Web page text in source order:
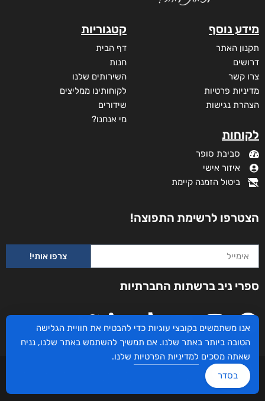
מידע נוסף
תקנון האתר
דרושים
צרו קשר
מדיניות פרטיות
הצהרת נגישות
לקוחות
סביבת סופר
איזור אישי
ביטול הזמנה קיימת
קטגוריות
דף הבית
חנות
השירותים שלנו
לקוחותינו ממליצים
שידורים
מי אנחנו?
הצטרפו לרשימת התפוצה!
צרפו אותי!
ספרי ניב ברשתות החברתיות
עיצוב ובניית האתר: ספרי ניב © כל הזכויות שמורות. בוקסאי טכנולוגיות בע"מ שד אבא
אנו משתמשים בקובצי עוגיות כדי להבטיח את חוויית הגלישה
הטובה ביותר באתר שלנו. אם תמשיך להשתמש באתר שלנו, נניח
שאתה מסכים למדיניות הפרטיות שלנו.
בסדר